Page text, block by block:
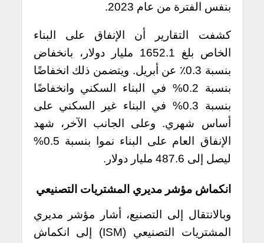
بنفس الفترة من عام 2023.
كشفت التقارير أن الإنفاق على البناء
الخاص بلغ 1652.1 مليار دولار، بانخفاض
بنسبة 0.3٪ عن أبريل. ويتضمن ذلك انخفاضًا
بنسبة 0.2% في البناء السكني وانخفاضًا
بنسبة 0.3% في البناء غير السكني على
أساس شهري. وعلى الجانب الآخر، شهد
الإنفاق العام على البناء نموا بنسبة 0.5%
ليصل إلى 487.6 مليار دولار.
انكماش مؤشر مديري المشتريات التصنيعي
وبالانتقال إلى التصنيع، أشار مؤشر مديري
المشتريات التصنيعي (ISM) إلى انكماش